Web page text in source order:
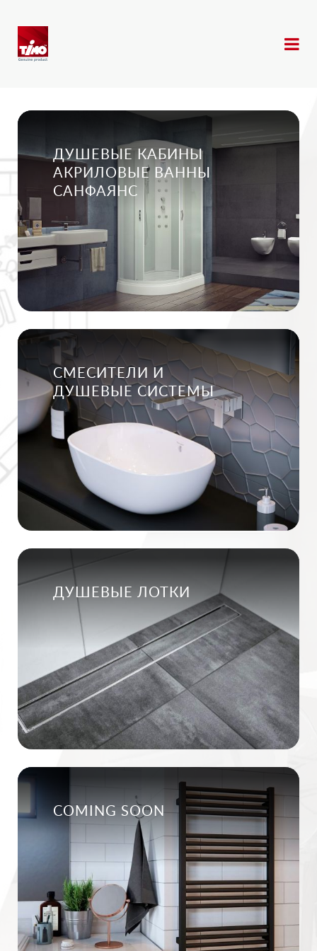
ДУШЕВЫЕ КАБИНЫ
АКРИЛОВЫЕ ВАННЫ
САНФАЯНС
СМЕСИТЕЛИ И
ДУШЕВЫЕ СИСТЕМЫ
ДУШЕВЫЕ ЛОТКИ
COMING SOON